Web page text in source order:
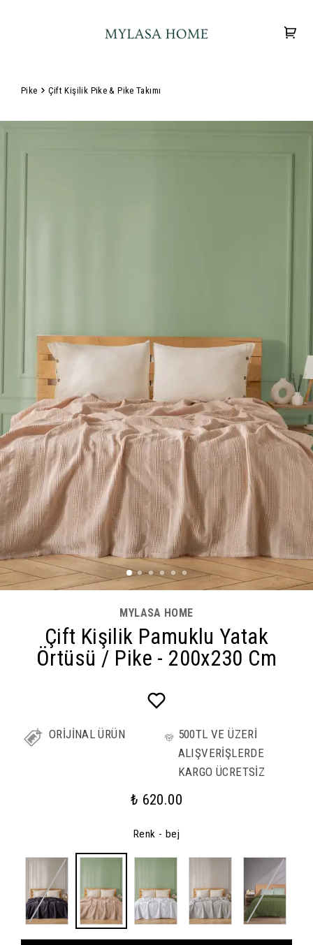
Pike Çift Kişilik Pike & Pike Takımı
MYLASA HOME
Çift Kişilik Pamuklu Yatak
Örtüsü / Pike - 200x230 Cm
ORİJİNAL ÜRÜN
500TL VE ÜZERİ
ALIŞVERİŞLERDE
KARGO ÜCRETSİZ
₺ 620.00
Renk - bej